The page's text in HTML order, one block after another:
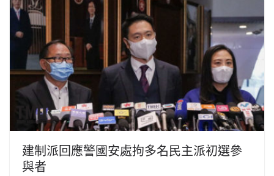
建制派回應警國安處拘多名民主派初選參
與者